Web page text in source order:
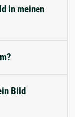
in meinen
Bild